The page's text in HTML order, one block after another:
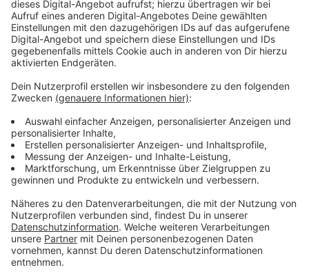
auszuprobieren und gemeinsam aktiv zu sein.
Anzeige
Viele Termine unter anderem im Mai
Die Teilnahme ist kostenlos und ohne Anmeldung
möglich. Im Mai folgen weitere Termine an diesen
Standorten:
Nehrunger Weg (Meerfeld) am Dienstag, 5. Mai, &
Mittwoch, 6. Mai, von 14.30 bis 17.30 Uhr
Ulrich-von-Hutten-Straße (Eick-Ost) am Dienstag,
12. Mai, & Mittwoch, 13. Mai, von 14.30 bis 17.30